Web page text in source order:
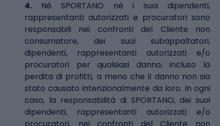
4. Né SPORTANO né i suoi dipendenti,
rappresentanti autorizzati e procuratori sono
responsabili nei confronti del Cliente non
consumatore, dei suoi subappaltatori,
dipendenti, rappresentanti autorizzati e/o
procuratori per qualsiasi danno, incluso la
perdita di profitti, a meno che il danno non sia
stato causato intenzionalmente da loro. In ogni
caso, la responsabilità di SPORTANO, dei suoi
dipendenti, rappresentanti autorizzati e/o
procuratori, nei confronti del Cliente non